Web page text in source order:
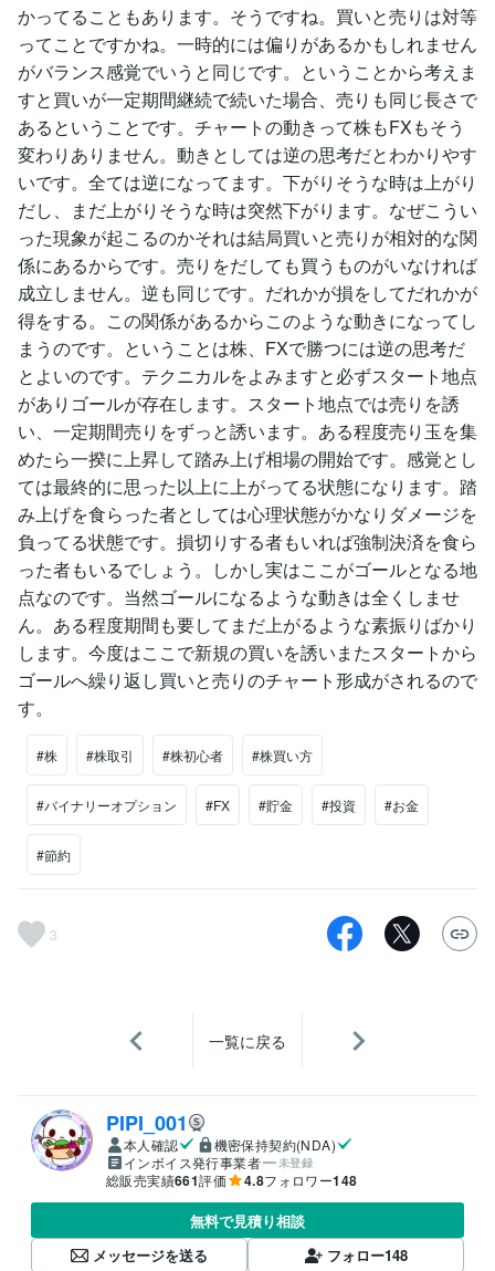
かってることもあります。そうですね。買いと売りは対等
ってことですかね。一時的には偏りがあるかもしれません
がバランス感覚でいうと同じです。ということから考えま
すと買いが一定期間継続で続いた場合、売りも同じ長さで
あるということです。チャートの動きって株もFXもそう
変わりありません。動きとしては逆の思考だとわかりやす
いです。全ては逆になってます。下がりそうな時は上がり
だし、まだ上がりそうな時は突然下がります。なぜこうい
った現象が起こるのかそれは結局買いと売りが相対的な関
係にあるからです。売りをだしても買うものがいなければ
成立しません。逆も同じです。だれかが損をしてだれかが
得をする。この関係があるからこのような動きになってし
まうのです。ということは株、FXで勝つには逆の思考だ
とよいのです。テクニカルをよみますと必ずスタート地点
がありゴールが存在します。スタート地点では売りを誘
い、一定期間売りをずっと誘います。ある程度売り玉を集
めたら一揆に上昇して踏み上げ相場の開始です。感覚とし
ては最終的に思った以上に上がってる状態になります。踏
み上げを食らった者としては心理状態がかなりダメージを
負ってる状態です。損切りする者もいれば強制決済を食ら
った者もいるでしょう。しかし実はここがゴールとなる地
点なのです。当然ゴールになるような動きは全くしませ
ん。ある程度期間も要してまだ上がるような素振りばかり
します。今度はここで新規の買いを誘いまたスタートから
ゴールへ繰り返し買いと売りのチャート形成がされるので
す。
#株 #株取引 #株初心者 #株買い方
#バイナリーオプション #FX #貯金 #投資 #お金
#節約
3
一覧に戻る
PIPI_001
本人確認
機密保持契約(NDA)
インボイス発行事業者
未登録
総販売実績661評価 4.8フォロワー148
無料で見積り相談
メッセージを送る
フォロー148